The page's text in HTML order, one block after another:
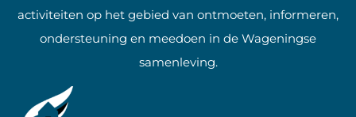
activiteiten op het gebied van ontmoeten, informeren,
ondersteuning en meedoen in de Wageningse
samenleving.